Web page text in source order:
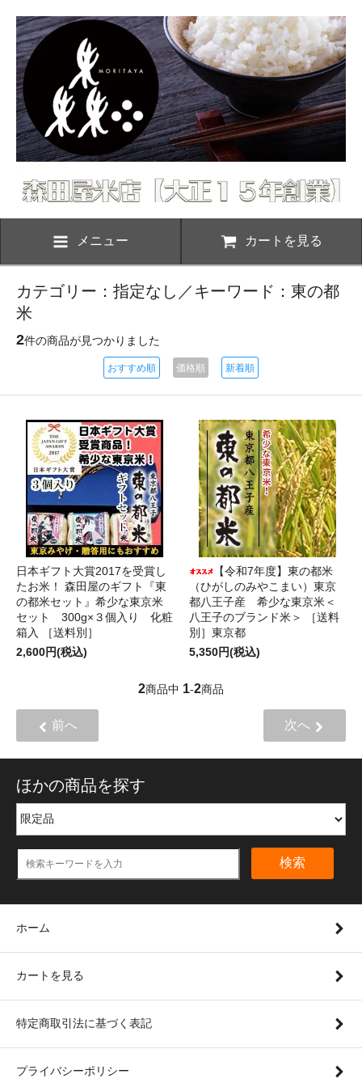
メニュー カートを見る
カテゴリー：指定なし／キーワード：東の都
米
2件の商品が見つかりました
おすすめ順 価格順 新着順
日本ギフト大賞2017を受賞し
たお米！ 森田屋のギフト『東
の都米セット』希少な東京米
セット 300g×３個入り 化粧
箱入 ［送料別］
2,600円(税込)
【令和7年度】東の都米
（ひがしのみやこまい）東京
都八王子産 希少な東京米＜
八王子のブランド米＞ ［送料
別］東京都
5,350円(税込)
2商品中 1-2商品
前へ 次へ
ほかの商品を探す
検索
ホーム
カートを見る
特定商取引法に基づく表記
プライバシーポリシー